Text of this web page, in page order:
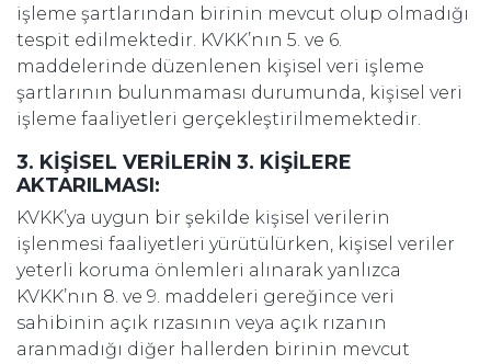
işleme şartlarından birinin mevcut olup olmadığı
tespit edilmektedir. KVKK’nın 5. ve 6.
maddelerinde düzenlenen kişisel veri işleme
şartlarının bulunmaması durumunda, kişisel veri
işleme faaliyetleri gerçekleştirilmemektedir.
3. KİŞİSEL VERİLERİN 3. KİŞİLERE
AKTARILMASI:
KVKK’ya uygun bir şekilde kişisel verilerin
işlenmesi faaliyetleri yürütülürken, kişisel veriler
yeterli koruma önlemleri alınarak yanlızca
KVKK’nın 8. ve 9. maddeleri gereğince veri
sahibinin açık rızasının veya açık rızanın
aranmadığı diğer hallerden birinin mevcut